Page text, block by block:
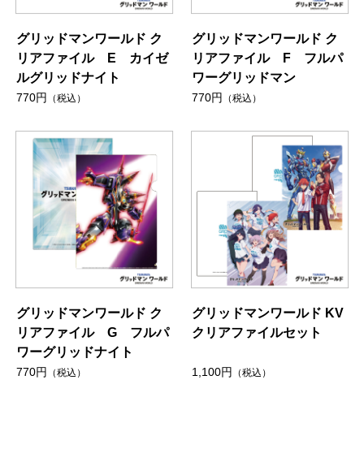
グリッドマンワールド ク
リアファイル E カイゼ
ルグリッドナイト
770円 （税込）
グリッドマンワールド ク
リアファイル F フルパ
ワーグリッドマン
770円 （税込）
グリッドマンワールド ク
リアファイル G フルパ
ワーグリッドナイト
770円 （税込）
グリッドマンワールド KV
クリアファイルセット
1,100円 （税込）